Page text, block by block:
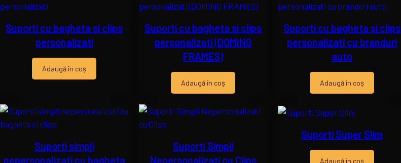
Suporti cu bagheta si clips
personalizati
Adaugă în coș
Suporti cu bagheta si clips
personalizati (DOMING
FRAMES)
Adaugă în coș
Suporti cu bagheta si clips
personalizati cu branduri
auto
Adaugă în coș
Suporti simpli
nepersonalizati cu bagheta
Suporti Simpli
Nepersonalizati cu Clips
Suporti Super Slim
Adaugă în coș